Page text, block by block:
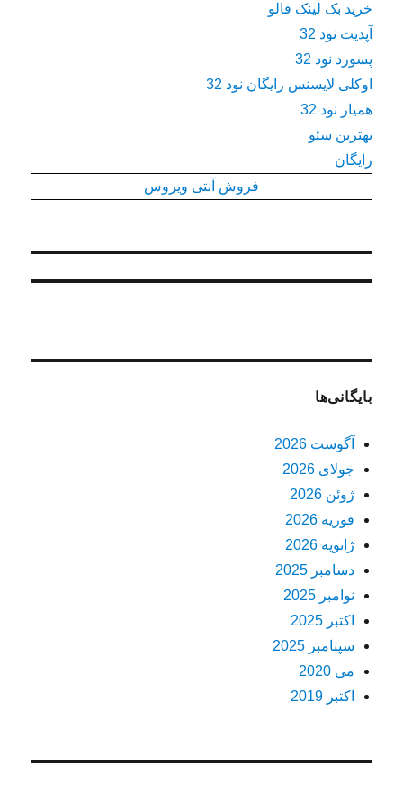
خرید بک لینک فالو
آپدیت نود 32
پسورد نود 32
اوکلی لایسنس رایگان نود 32
همیار نود 32
بهترین سئو
رایگان
فروش آنتی ویروس
بایگانی‌ها
آگوست 2026
جولای 2026
ژوئن 2026
فوریه 2026
ژانویه 2026
دسامبر 2025
نوامبر 2025
اکتبر 2025
سپتامبر 2025
می 2020
اکتبر 2019